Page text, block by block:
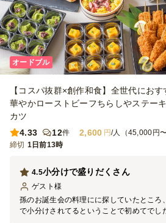
オードブル
【コスパ抜群×創作和食】全世代にお
華やかローストビーフちらしやステー
カツ
4.33
12件 2,600 円/人（45,000円〜
締切 1日前13時
小分けで盛りだくさん
4.5
ゲスト 様
孫のお誕生会の料理にに探していたところ
で小分けされてるということで初めてでし